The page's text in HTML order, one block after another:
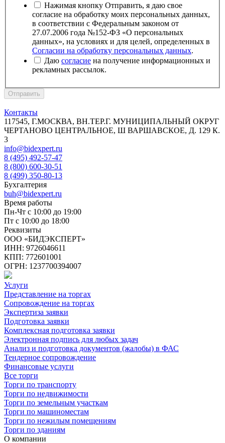
Нажимая кнопку Отправить, я даю свое
согласие на обработку моих персональных данных,
в соответствии с Федеральным законом от
27.07.2006 года №152-ФЗ «О персональных
данных», на условиях и для целей, определенных в
Согласии на обработку персональных данных.
Даю согласие на получение информационных и
рекламных рассылок.
Отправить
Контакты
117545, Г.МОСКВА, ВН.ТЕР.Г. МУНИЦИПАЛЬНЫЙ ОКРУГ
ЧЕРТАНОВО ЦЕНТРАЛЬНОЕ, Ш ВАРШАВСКОЕ, Д. 129 К.
3
info@bidexpert.ru
8 (495) 492-57-47
8 (800) 600-30-51
8 (499) 350-80-13
Бухгалтерия
buh@bidexpert.ru
Время работы
Пн-Чт с 10:00 до 19:00
Пт с 10:00 до 18:00
Реквизиты
ООО «БИДЭКСПЕРТ»
ИНН: 9726046611
КПП: 772601001
ОГРН: 1237700394007
Услуги
Представление на торгах
Сопровождение на торгах
Экспертиза заявки
Подготовка заявки
Комплексная подготовка заявки
Электронная подпись для любых задач
Анализ и подготовка документов (жалобы) в ФАС
Тендерное сопровождение
Финансовые услуги
Все торги
Торги по транспорту
Торги по недвижимости
Торги по земельным участкам
Торги по машиноместам
Торги по нежилым помещениям
Торги по зданиям
О компании